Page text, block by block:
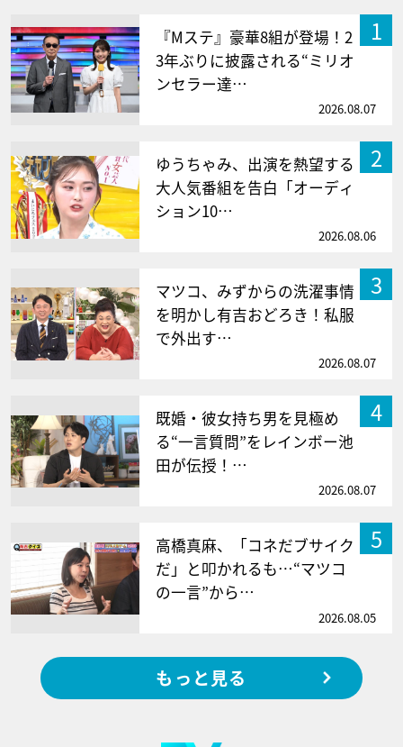
1
『Mステ』豪華8組が登場！2
3年ぶりに披露される“ミリオ
ンセラー達…
2026.08.07
2
ゆうちゃみ、出演を熱望する
大人気番組を告白「オーディ
ション10…
2026.08.06
3
マツコ、みずからの洗濯事情
を明かし有吉おどろき！私服
で外出す…
2026.08.07
4
既婚・彼女持ち男を見極め
る“一言質問”をレインボー池
田が伝授！…
2026.08.07
5
高橋真麻、「コネだブサイク
だ」と叩かれるも…“マツコ
の一言”から…
2026.08.05
もっと見る